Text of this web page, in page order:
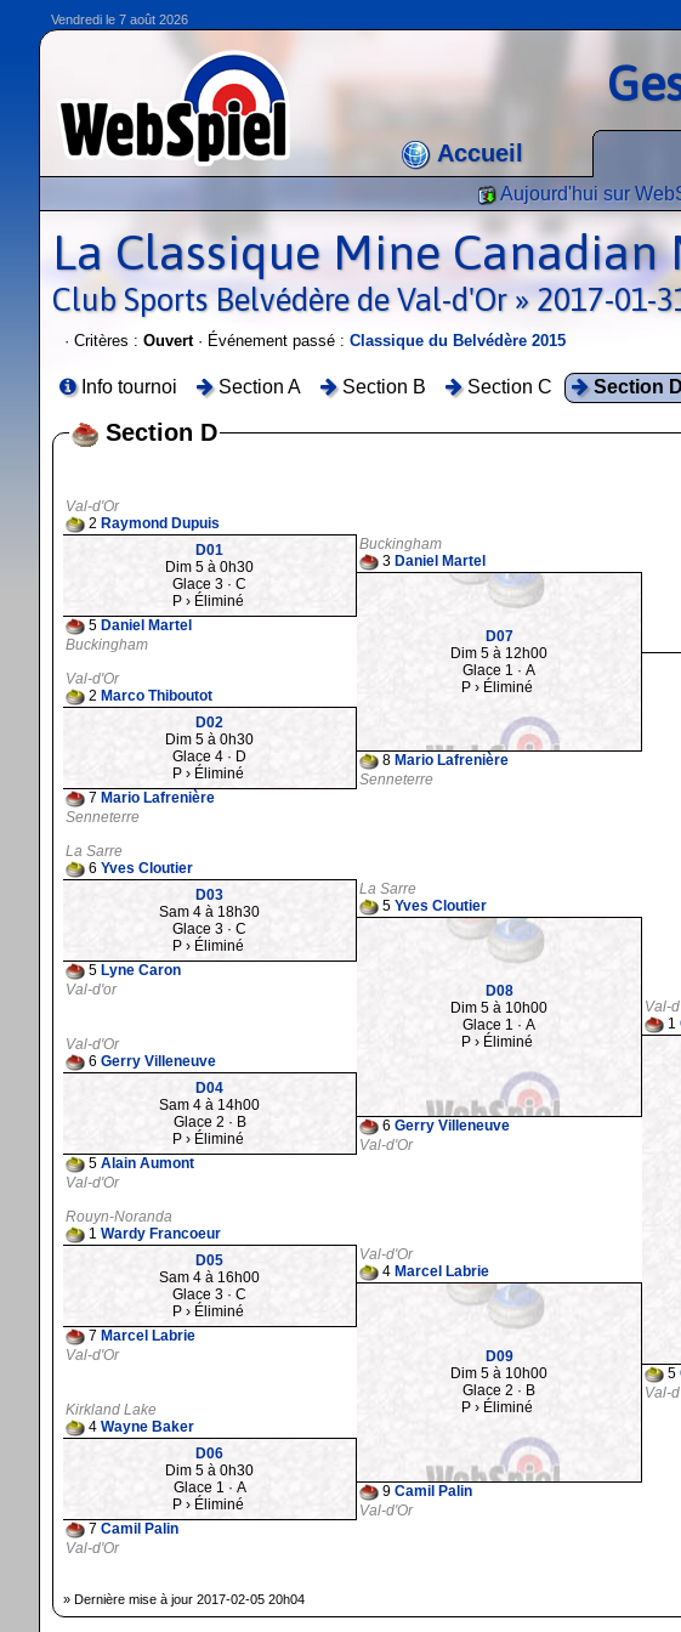
Vendredi le 7 août 2026
Accueil
Aujourd'hui sur
La Classique Mine
Club Sports Belvédère de Val-d'Or » 2017-01-
· Critères : Ouvert · Événement passé : Classique du Belvédère 2015
Info tournoi Section A Section B Section C Section D
Section D
Val-d'Or
2 Raymond Dupuis
D01
Dim 5 à 0h30
Glace 3 · C
P › Éliminé
Buckingham
3 Daniel Martel
D07
Dim 5 à 12h00
Glace 1 · A
P › Éliminé
5 Daniel Martel
Buckingham
Val-d'Or
2 Marco Thiboutot
D02
Dim 5 à 0h30
Glace 4 · D
P › Éliminé
8 Mario Lafrenière
Senneterre
7 Mario Lafrenière
Senneterre
La Sarre
6 Yves Cloutier
D03
Sam 4 à 18h30
Glace 3 · C
P › Éliminé
La Sarre
5 Yves Cloutier
D08
Dim 5 à 10h00
Glace 1 · A
P › Éliminé
5 Lyne Caron
Val-d'or
Val-
1
Val-d'Or
6 Gerry Villeneuve
D04
Sam 4 à 14h00
Glace 2 · B
P › Éliminé
6 Gerry Villeneuve
Val-d'Or
5 Alain Aumont
Val-d'Or
Rouyn-Noranda
1 Wardy Francoeur
D05
Sam 4 à 16h00
Glace 3 · C
P › Éliminé
Val-d'Or
4 Marcel Labrie
D09
Dim 5 à 10h00
Glace 2 · B
P › Éliminé
7 Marcel Labrie
Val-d'Or
5
Val-
Kirkland Lake
4 Wayne Baker
D06
Dim 5 à 0h30
Glace 1 · A
P › Éliminé
9 Camil Palin
Val-d'Or
7 Camil Palin
Val-d'Or
» Dernière mise à jour 2017-02-05 20h04